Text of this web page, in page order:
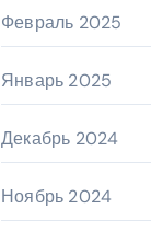
Февраль 2025
Январь 2025
Декабрь 2024
Ноябрь 2024